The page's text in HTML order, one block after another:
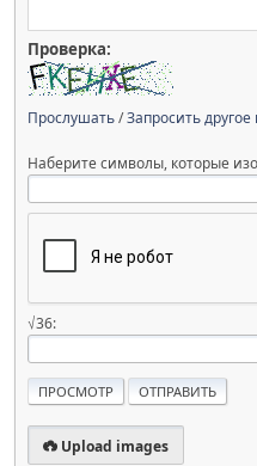
Проверка:
Прослушать/Запросить
Наберите символы, которые
√36:
Upload images